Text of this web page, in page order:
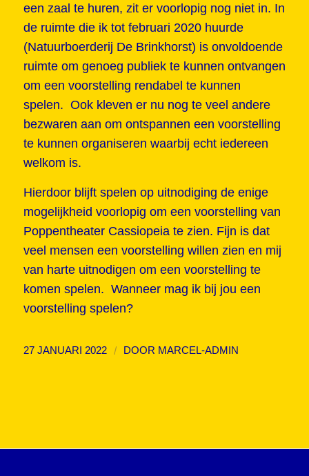
een zaal te huren, zit er voorlopig nog niet in. In
de ruimte die ik tot februari 2020 huurde
(Natuurboerderij De Brinkhorst) is onvoldoende
ruimte om genoeg publiek te kunnen ontvangen
om een voorstelling rendabel te kunnen
spelen. Ook kleven er nu nog te veel andere
bezwaren aan om ontspannen een voorstelling
te kunnen organiseren waarbij echt iedereen
welkom is.
Hierdoor blijft spelen op uitnodiging de enige
mogelijkheid voorlopig om een voorstelling van
Poppentheater Cassiopeia te zien. Fijn is dat
veel mensen een voorstelling willen zien en mij
van harte uitnodigen om een voorstelling te
komen spelen. Wanneer mag ik bij jou een
voorstelling spelen?
27 JANUARI 2022 / DOOR MARCEL-ADMIN